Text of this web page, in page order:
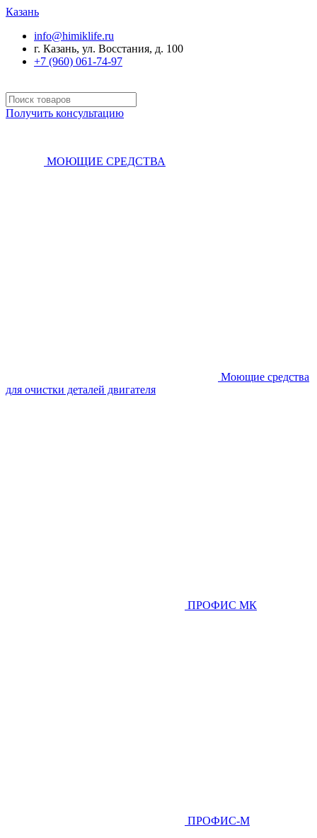
Казань
info@himiklife.ru
г. Казань, ул. Восстания, д. 100
+7 (960) 061-74-97
Получить консультацию
МОЮЩИЕ СРЕДСТВА
Моющие средства
для очистки деталей двигателя
ПРОФИС МК
ПРОФИС-М